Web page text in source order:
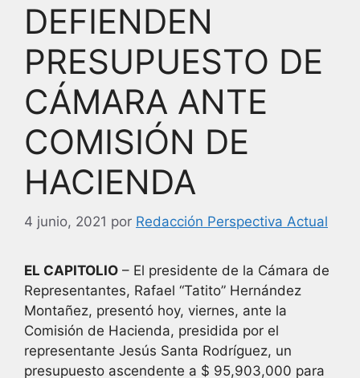
DEFIENDEN
PRESUPUESTO DE
CÁMARA ANTE
COMISIÓN DE
HACIENDA
4 junio, 2021 por Redacción Perspectiva Actual
EL CAPITOLIO – El presidente de la Cámara de
Representantes, Rafael “Tatito” Hernández
Montañez, presentó hoy, viernes, ante la
Comisión de Hacienda, presidida por el
representante Jesús Santa Rodríguez, un
presupuesto ascendente a $ 95,903,000 para